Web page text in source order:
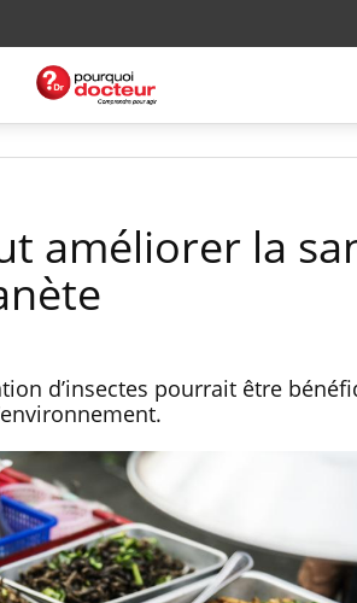
améliorer la
d’insectes pourrait être